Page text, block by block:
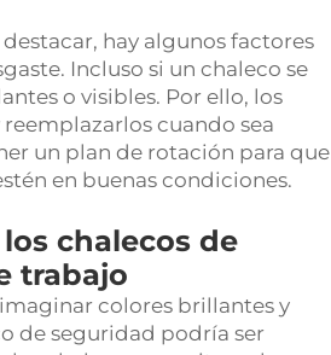
hay algunos factores
Incluso si un chaleco se
o visibles. Por ello, los
cuando sea
un plan de rotación para que
en buenas condiciones.
chalecos de
trabajo
colores brillantes y
de seguridad podría ser